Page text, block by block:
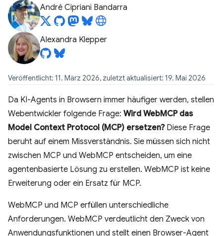
André Cipriani Bandarra
Alexandra Klepper
Veröffentlicht: 11. März 2026, zuletzt aktualisiert: 19. Mai 2026
Da KI-Agents in Browsern immer häufiger werden, stellen
Webentwickler folgende Frage: Wird WebMCP das
Model Context Protocol (MCP) ersetzen?Diese Frage
beruht auf einem Missverständnis. Sie müssen sich nicht
zwischen MCP und WebMCP entscheiden, um eine
agentenbasierte Lösung zu erstellen. WebMCP ist keine
Erweiterung oder ein Ersatz für MCP.
WebMCP und MCP erfüllen unterschiedliche
Anforderungen. WebMCP verdeutlicht den Zweck von
Anwendungsfunktionen und stellt einen Browser-Agent